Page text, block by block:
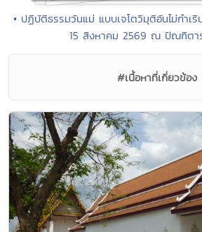
• ปฏิบัติธรรมวันแม่ แบบเจโตวิมุติอันไม่กำเ
15 สิงหาคม 2569 ณ ปัณฑิตา
#เนื้อหาที่เกี่ยวข้อง